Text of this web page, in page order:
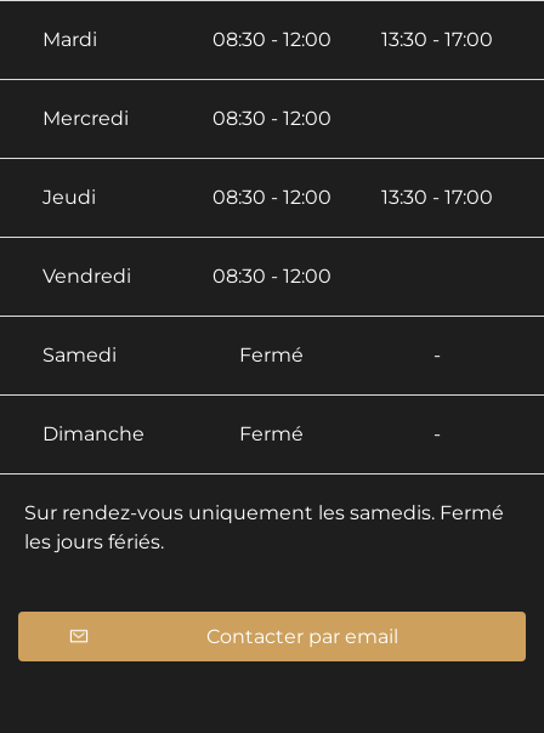
Mardi 08:30 - 12:00 13:30 - 17:00
Mercredi 08:30 - 12:00
Jeudi 08:30 - 12:00 13:30 - 17:00
Vendredi 08:30 - 12:00
Samedi Fermé -
Dimanche Fermé -
Sur rendez-vous uniquement les samedis. Fermé
les jours fériés.
Contacter par email